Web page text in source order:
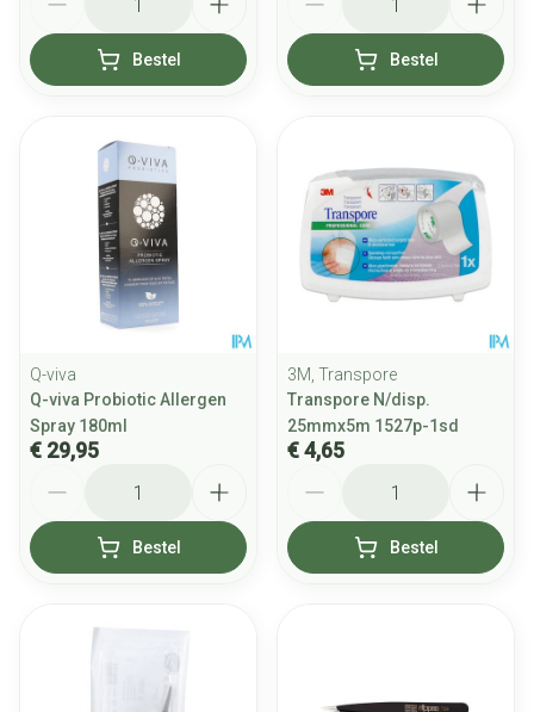
Bestel Bestel
Q-viva
Q-viva Probiotic Allergen
Spray 180ml
€ 29,95
Bestel
3M, Transpore
Transpore N/disp.
25mmx5m 1527p-1sd
€ 4,65
Bestel